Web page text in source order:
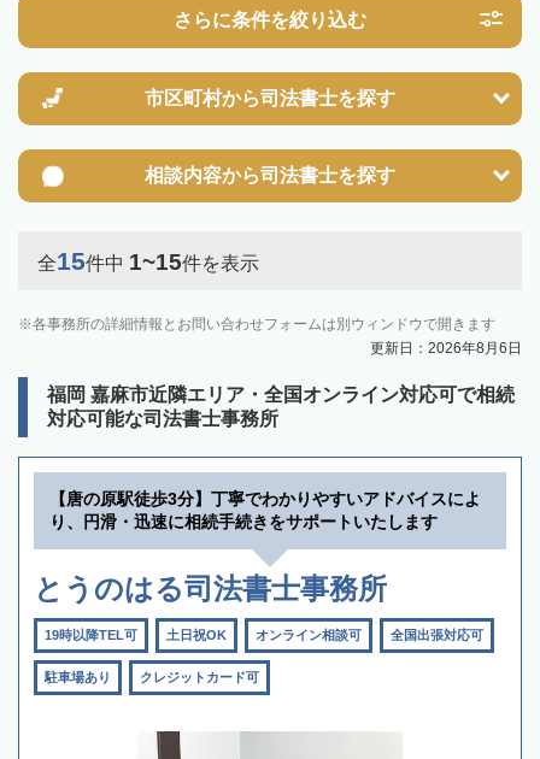
さらに条件を絞り込む
市区町村から司法書士を探す
相談内容から司法書士を探す
全15件中 1~15件を表示
各事務所の詳細情報とお問い合わせフォームは別ウィンドウで開きます
更新日：2026年8月6日
福岡 嘉麻市近隣エリア・全国オンライン対応可で相続
対応可能な司法書士事務所
【唐の原駅徒歩3分】丁寧でわかりやすいアドバイスによ
り、円滑・迅速に相続手続きをサポートいたします
とうのはる司法書士事務所
19時以降TEL可 土日祝OK オンライン相談可 全国出張対応可
駐車場あり クレジットカード可